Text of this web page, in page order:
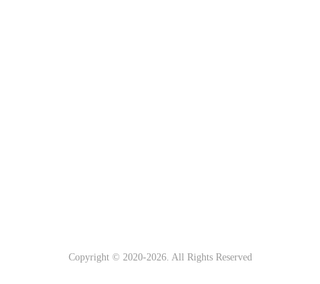
Copyright © 2020-2026. All Rights Reserved